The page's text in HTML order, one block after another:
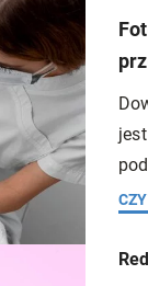
chmielu –
człowieka
rodziny
jeden z
zastosowań,
W tym
właściwości